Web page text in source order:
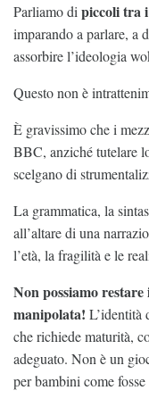
Parliamo di piccoli tra
imparando a parlare, a
assorbire l’ideologia
Questo non è
È gravissimo che i
BBC, anziché tutelare
scelgano di
La grammatica, la
all’altare di una
l’età, la fragilità e le
Non possiamo
manipolata! L’identità
che richiede maturità,
adeguato. Non è un
per bambini come